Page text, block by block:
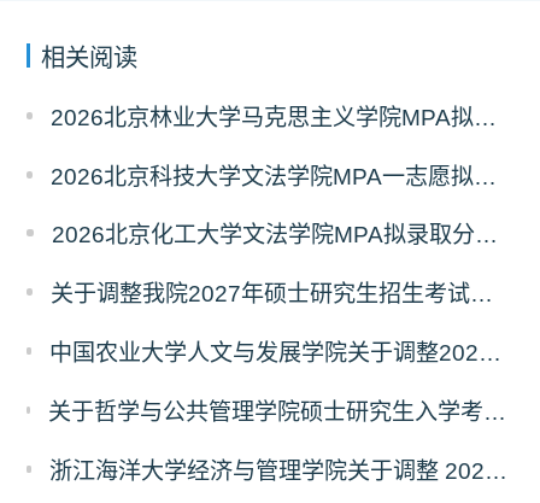
相关阅读
2026北京林业大学马克思主义学院MPA拟录取分析解读
2026北京科技大学文法学院MPA一志愿拟录取分析解读
2026北京化工大学文法学院MPA拟录取分析解读
关于调整我院2027年硕士研究生招生考试科目及参考书的通知
中国农业大学人文与发展学院关于调整2027年硕士研究生招生考试初试科目的通知
关于哲学与公共管理学院硕士研究生入学考试（初试） 考试科目及参考书目变更的通知（二）
浙江海洋大学经济与管理学院关于调整 2027年硕士研究生招生考试初试科目的公告